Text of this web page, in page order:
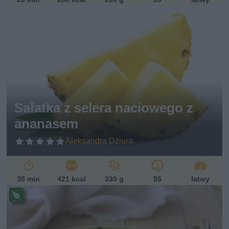
Sałatka z selera naciowego z
ananasem
Aleksandra Dziura
35 min 421 kcal 330 g 55 łatwy
Pr